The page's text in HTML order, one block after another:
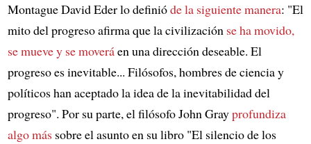
Montague David Eder lo definióde la siguiente manera: "El
mito del progreso afirma que la civilización se ha movido,
se mueve y se moveráen una dirección deseable. El
progreso es inevitable... Filósofos, hombres de ciencia y
políticos han aceptado la idea de la inevitabilidad del
progreso". Por su parte, el filósofo John Grayprofundiza
algo mássobre el asunto en su libro "El silencio de los